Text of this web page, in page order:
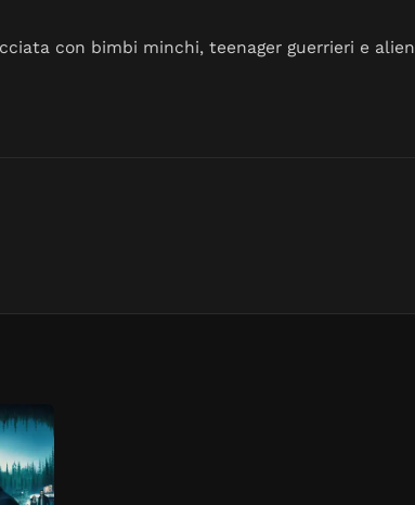
con bimbi minchi, teenager guerrieri e alien